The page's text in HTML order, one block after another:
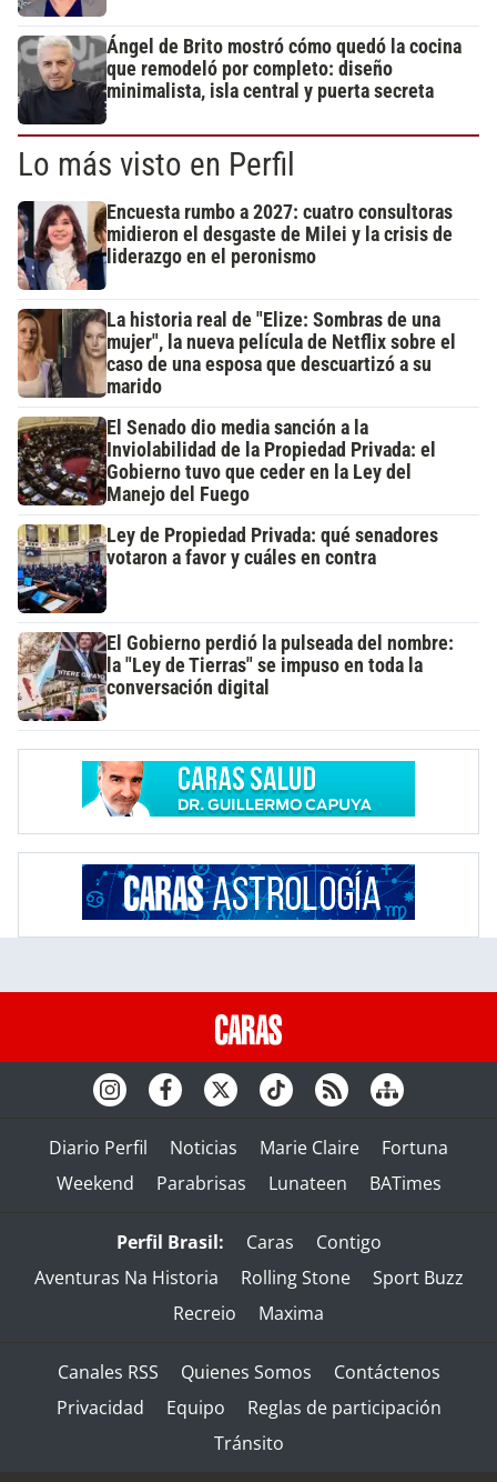
Ángel de Brito mostró cómo quedó la cocina
que remodeló por completo: diseño
minimalista, isla central y puerta secreta
Lo más visto en Perfil
Encuesta rumbo a 2027: cuatro consultoras
midieron el desgaste de Milei y la crisis de
liderazgo en el peronismo
La historia real de "Elize: Sombras de una
mujer", la nueva película de Netflix sobre el
caso de una esposa que descuartizó a su
marido
El Senado dio media sanción a la
Inviolabilidad de la Propiedad Privada: el
Gobierno tuvo que ceder en la Ley del
Manejo del Fuego
Ley de Propiedad Privada: qué senadores
votaron a favor y cuáles en contra
El Gobierno perdió la pulseada del nombre:
la "Ley de Tierras" se impuso en toda la
conversación digital
Diario Perfil Noticias Marie Claire
Fortuna
Weekend
Parabrisas Lunateen BATimes
Perfil Brasil: Caras
Contigo
Aventuras Na Historia
Rolling Stone
Sport Buzz
Recreio
Maxima
Canales RSS Quienes Somos
Contáctenos
Privacidad
Equipo
Reglas de participación
Tránsito